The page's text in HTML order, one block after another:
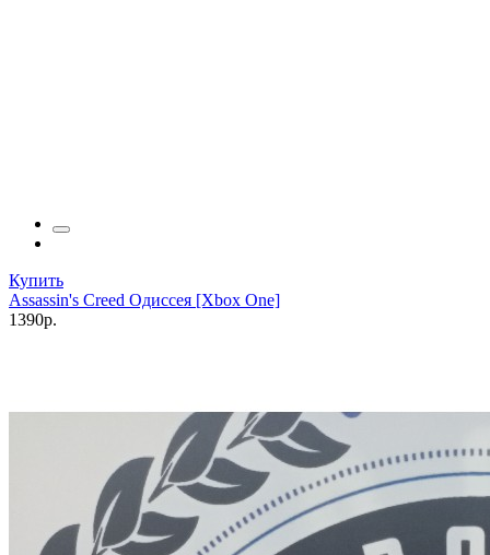
Купить
Assassin's Creed Одиссея [Xbox One]
1390р.